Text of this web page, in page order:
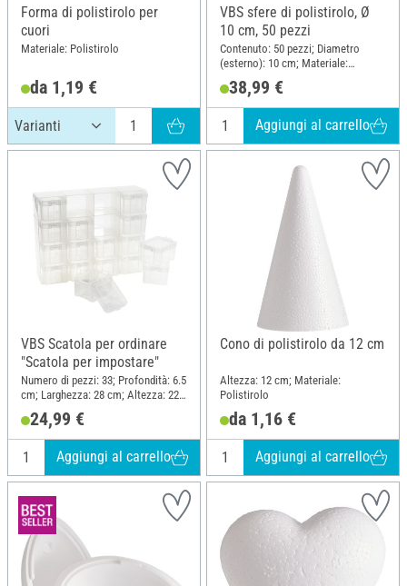
Forma di polistirolo per
cuori
Materiale: Polistirolo
da 1,19 €
VBS sfere di polistirolo, Ø
10 cm, 50 pezzi
Contenuto: 50 pezzi; Diametro
(esterno): 10 cm; Materiale:
38,99 €
Aggiungi al carrello
VBS Scatola per ordinare
"Scatola per impostare"
Numero di pezzi: 33; Profondità: 6.5
cm; Larghezza: 28 cm; Altezza: 22
24,99 €
Aggiungi al carrello
Cono di polistirolo da 12 cm
Altezza: 12 cm; Materiale:
Polistirolo
da 1,16 €
Aggiungi al carrello